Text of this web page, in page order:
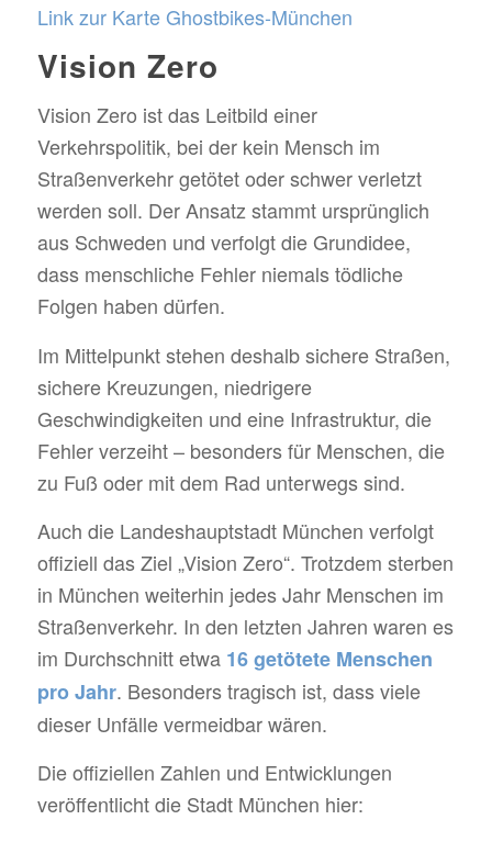
Link zur Karte Ghostbikes-München
Vision Zero
Vision Zero ist das Leitbild einer
Verkehrspolitik, bei der kein Mensch im
Straßenverkehr getötet oder schwer verletzt
werden soll. Der Ansatz stammt ursprünglich
aus Schweden und verfolgt die Grundidee,
dass menschliche Fehler niemals tödliche
Folgen haben dürfen.
Im Mittelpunkt stehen deshalb sichere Straßen,
sichere Kreuzungen, niedrigere
Geschwindigkeiten und eine Infrastruktur, die
Fehler verzeiht – besonders für Menschen, die
zu Fuß oder mit dem Rad unterwegs sind.
Auch die Landeshauptstadt München verfolgt
offiziell das Ziel „Vision Zero“. Trotzdem sterben
in München weiterhin jedes Jahr Menschen im
Straßenverkehr. In den letzten Jahren waren es
im Durchschnitt etwa 16 getötete Menschen
pro Jahr. Besonders tragisch ist, dass viele
dieser Unfälle vermeidbar wären.
Die offiziellen Zahlen und Entwicklungen
veröffentlicht die Stadt München hier: